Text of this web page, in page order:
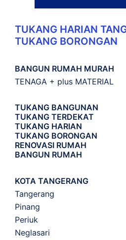
TUKANG HARIAN
TUKANG BORONGAN
BANGUN RUMAH MURAH
TENAGA + plus MATERIAL
TUKANG BANGUNAN
TUKANG TERDEKAT
TUKANG HARIAN
TUKANG BORONGAN
RENOVASI RUMAH
BANGUN RUMAH
KOTA TANGERANG
Tangerang
Pinang
Periuk
Neglasari